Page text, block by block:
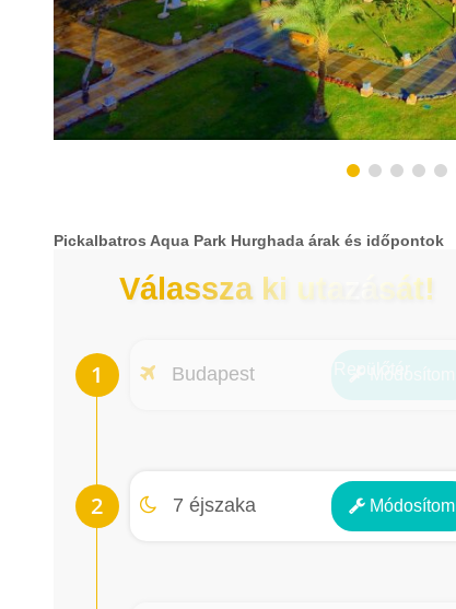
Pickalbatros Aqua Park Hurghada árak és időpontok
Válassza ki utazását!
Budapest
7 éjszaka Módosítom
Éjszakák